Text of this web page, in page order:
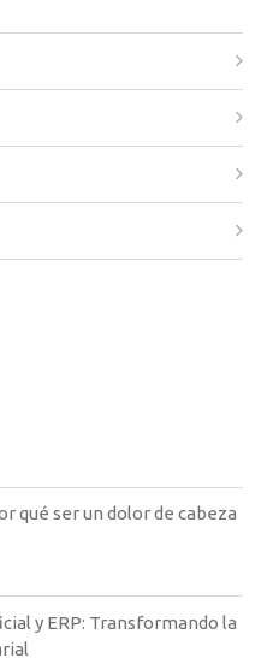
qué ser un dolor de cabeza
y ERP: Transformando la